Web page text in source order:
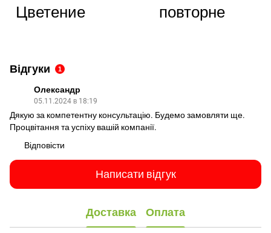
Цветение
повторне
Відгуки 1
Олександр
05.11.2024 в 18:19
Дякую за компетентну консультацію. Будемо замовляти ще.
Процвітання та успіху вашій компанії.
Відповісти
Написати відгук
Доставка Оплата